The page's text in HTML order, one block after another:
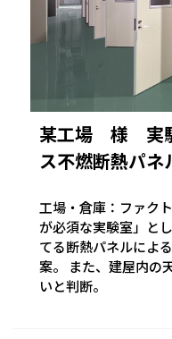
某工場 様 実
ス不燃断熱パネ
工場・倉庫：ファク
が必須な実験室」と
てる断熱パネルによ
案。 また、建屋内の
いと判断。